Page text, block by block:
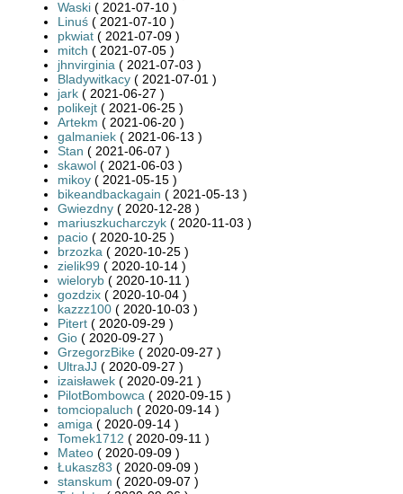
Waski ( 2021-07-10 )
Linuś ( 2021-07-10 )
pkwiat ( 2021-07-09 )
mitch ( 2021-07-05 )
jhnvirginia ( 2021-07-03 )
Bladywitkacy ( 2021-07-01 )
jark ( 2021-06-27 )
polikejt ( 2021-06-25 )
Artekm ( 2021-06-20 )
galmaniek ( 2021-06-13 )
Stan ( 2021-06-07 )
skawol ( 2021-06-03 )
mikoy ( 2021-05-15 )
bikeandbackagain ( 2021-05-13 )
Gwiezdny ( 2020-12-28 )
mariuszkucharczyk ( 2020-11-03 )
pacio ( 2020-10-25 )
brzozka ( 2020-10-25 )
zielik99 ( 2020-10-14 )
wieloryb ( 2020-10-11 )
gozdzix ( 2020-10-04 )
kazzz100 ( 2020-10-03 )
Pitert ( 2020-09-29 )
Gio ( 2020-09-27 )
GrzegorzBike ( 2020-09-27 )
UltraJJ ( 2020-09-27 )
izaisławek ( 2020-09-21 )
PilotBombowca ( 2020-09-15 )
tomciopaluch ( 2020-09-14 )
amiga ( 2020-09-14 )
Tomek1712 ( 2020-09-11 )
Mateo ( 2020-09-09 )
Łukasz83 ( 2020-09-09 )
stanskum ( 2020-09-07 )